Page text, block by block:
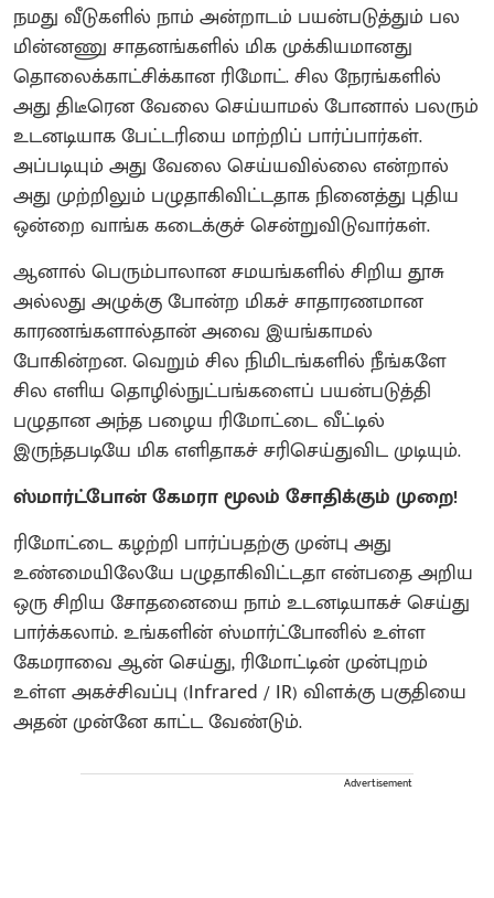
நமது வீடுகளில் நாம் அன்றாடம் பயன்படுத்தும் பல
மின்னணு சாதனங்களில் மிக முக்கியமானது
தொலைக்காட்சிக்கான ரிமோட். சில நேரங்களில்
அது திடீரென வேலை செய்யாமல் போனால் பலரும்
உடனடியாக பேட்டரியை மாற்றிப் பார்ப்பார்கள்.
அப்படியும் அது வேலை செய்யவில்லை என்றால்
அது முற்றிலும் பழுதாகிவிட்டதாக நினைத்து புதிய
ஒன்றை வாங்க கடைக்குச் சென்றுவிடுவார்கள்.
ஆனால் பெரும்பாலான சமயங்களில் சிறிய தூசு
அல்லது அழுக்கு போன்ற மிகச் சாதாரணமான
காரணங்களால்தான் அவை இயங்காமல்
போகின்றன. வெறும் சில நிமிடங்களில் நீங்களே
சில எளிய தொழில்நுட்பங்களைப் பயன்படுத்தி
பழுதான அந்த பழைய ரிமோட்டை வீட்டில்
இருந்தபடியே மிக எளிதாகச் சரிசெய்துவிட முடியும்.
ஸ்மார்ட்போன் கேமரா மூலம் சோதிக்கும் முறை!
ரிமோட்டை கழற்றி பார்ப்பதற்கு முன்பு அது
உண்மையிலேயே பழுதாகிவிட்டதா என்பதை அறிய
ஒரு சிறிய சோதனையை நாம் உடனடியாகச் செய்து
பார்க்கலாம். உங்களின் ஸ்மார்ட்போனில் உள்ள
கேமராவை ஆன் செய்து, ரிமோட்டின் முன்புறம்
உள்ள அகச்சிவப்பு (Infrared / IR) விளக்கு பகுதியை
அதன் முன்னே காட்ட வேண்டும்.
Advertisement